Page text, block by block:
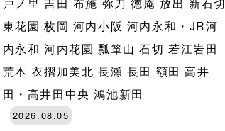
戸ノ里 吉田 布施 弥刀 徳庵 放出 新石切
東花園 枚岡 河内小阪 河内永和・JR河
内永和 河内花園 瓢箪山 石切 若江岩田
荒本 衣摺加美北 長瀬 長田 額田 高井
田・高井田中央 鴻池新田
2026.08.05